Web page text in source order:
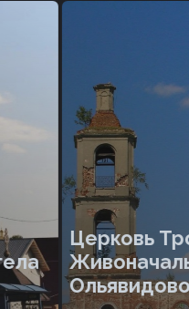
Церковь
Ольявидово